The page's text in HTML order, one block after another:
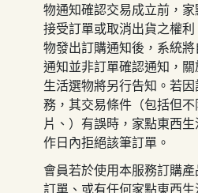
物通知確認交易成立前， 家
接受訂單或取消出貨之權利
物發出訂購通知後，系統
通知並非訂單確認通知，
生活選物將另行告知。若
務，其交易條件（包括但
片、）有誤時， 家點東西生
作日內拒絕該筆訂單。
會員若於使用本服務訂購
訂單、或有任何家點東西生